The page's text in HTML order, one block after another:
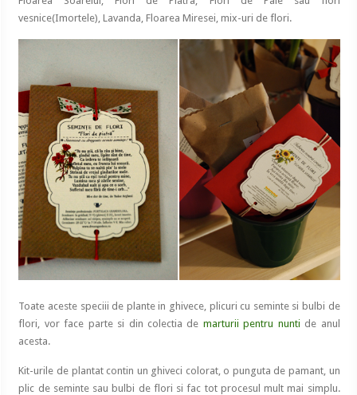
vesnice(Imortele), Lavanda, Floarea Miresei, mix-uri de flori.
Toate aceste speciii de plante in ghivece, plicuri cu seminte si bulbi de
flori, vor face parte si din colectia de marturii pentru nunti de anul
acesta.
Kit-urile de plantat contin un ghiveci colorat, o punguta de pamant, un
plic de seminte sau bulbi de flori si fac tot procesul mult mai simplu.